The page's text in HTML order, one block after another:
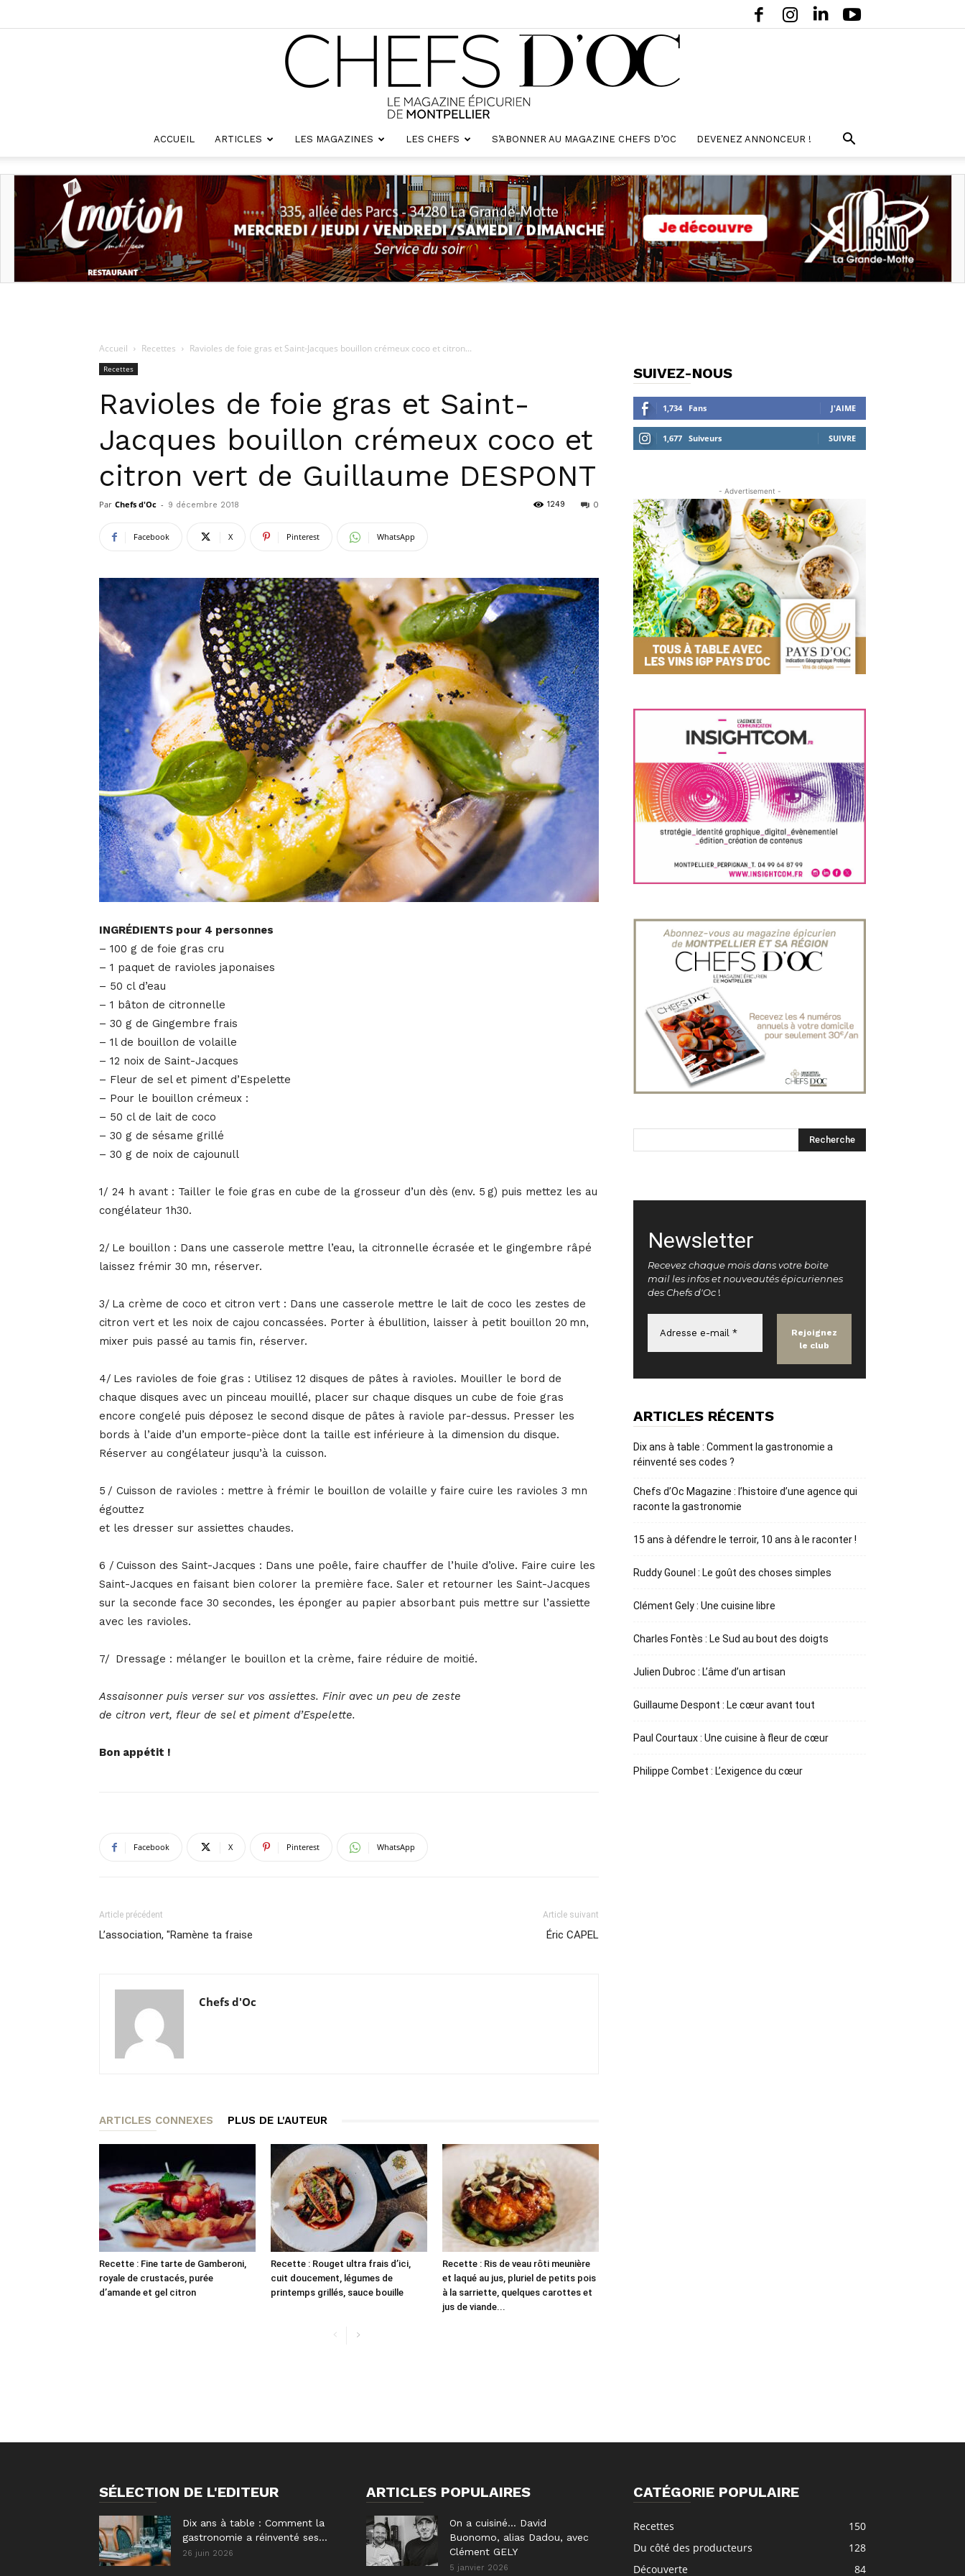
d'oc
ACCUEIL ARTICLES LES MAGAZINES LES CHEFS S’ABONNER AU MAGAZINE CHEFS D’OC DEVENEZ ANNONCEUR !
Accueil Recettes Ravioles de foie gras et Saint-Jacques bouillon crémeux coco et citron...
Recettes
Ravioles de foie gras et Saint-
Jacques bouillon crémeux coco et
citron vert de Guillaume DESPONT
Par Chefs d'Oc - 9 décembre 2018 0
1249
Facebook X Pinterest WhatsApp
INGRÉDIENTS pour 4 personnes
– 100 g de foie gras cru
– 1 paquet de ravioles japonaises
– 50 cl d’eau
– 1 bâton de citronnelle
– 30 g de Gingembre frais
– 1l de bouillon de volaille
– 12 noix de Saint-Jacques
– Fleur de sel et piment d’Espelette
– Pour le bouillon crémeux :
– 50 cl de lait de coco
– 30 g de sésame grillé
– 30 g de noix de cajounull
1/ 24 h avant : Tailler le foie gras en cube de la grosseur d’un dès (env. 5 g) puis mettez les au
congélateur 1h30.
2/ Le bouillon : Dans une casserole mettre l’eau, la citronnelle écrasée et le gingembre râpé
laissez frémir 30 mn, réserver.
3/ La crème de coco et citron vert : Dans une casserole mettre le lait de coco les zestes de
citron vert et les noix de cajou concassées. Porter à ébullition, laisser à petit bouillon 20 mn,
mixer puis passé au tamis fin, réserver.
4/ Les ravioles de foie gras : Utilisez 12 disques de pâtes à ravioles. Mouiller le bord de
chaque disques avec un pinceau mouillé, placer sur chaque disques un cube de foie gras
encore congelé puis déposez le second disque de pâtes à raviole par-dessus. Presser les
bords à l’aide d’un emporte-pièce dont la taille est inférieure à la dimension du disque.
Réserver au congélateur jusqu’à la cuisson.
5 / Cuisson de ravioles : mettre à frémir le bouillon de volaille y faire cuire les ravioles 3 mn
égouttez
et les dresser sur assiettes chaudes.
6 / Cuisson des Saint-Jacques : Dans une poêle, faire chauffer de l’huile d’olive. Faire cuire les
Saint-Jacques en faisant bien colorer la première face. Saler et retourner les Saint-Jacques
sur la seconde face 30 secondes, les éponger au papier absorbant puis mettre sur l’assiette
avec les ravioles.
7/ Dressage : mélanger le bouillon et la crème, faire réduire de moitié.
Assaisonner puis verser sur vos assiettes. Finir avec un peu de zeste
de citron vert, fleur de sel et piment d’Espelette.
Bon appétit !
Facebook X Pinterest WhatsApp
Article précédent
L’association, "Ramène ta fraise
Article suivant
Éric CAPEL
Chefs d'Oc
ARTICLES CONNEXES PLUS DE L'AUTEUR
Recette : Fine tarte de Gamberoni,
royale de crustacés, purée
d’amande et gel citron
Recette : Rouget ultra frais d’ici,
cuit doucement, légumes de
printemps grillés, sauce bouille
Recette : Ris de veau rôti meunière
et laqué au jus, pluriel de petits pois
à la sarriette, quelques carottes et
jus de viande...
SUIVEZ-NOUS
1,734 Fans J'AIME
1,677 Suiveurs SUIVRE
- Advertisement -
Newsletter
Recevez chaque mois dans votre boite
mail les infos et nouveautés épicuriennes
des Chefs d'Oc !
ARTICLES RÉCENTS
Dix ans à table : Comment la gastronomie a
réinventé ses codes ?
Chefs d’Oc Magazine : l’histoire d’une agence qui
raconte la gastronomie
15 ans à défendre le terroir, 10 ans à le raconter !
Ruddy Gounel : Le goût des choses simples
Clément Gely : Une cuisine libre
Charles Fontès : Le Sud au bout des doigts
Julien Dubroc : L’âme d’un artisan
Guillaume Despont : Le cœur avant tout
Paul Courtaux : Une cuisine à fleur de cœur
Philippe Combet : L’exigence du cœur
SÉLECTION DE L'EDITEUR
Dix ans à table : Comment la
gastronomie a réinventé ses...
26 juin 2026
ARTICLES POPULAIRES
On a cuisiné… David
Buonomo, alias Dadou, avec
Clément GELY
5 janvier 2026
CATÉGORIE POPULAIRE
Recettes
150
Du côté des producteurs
128
Découverte
84